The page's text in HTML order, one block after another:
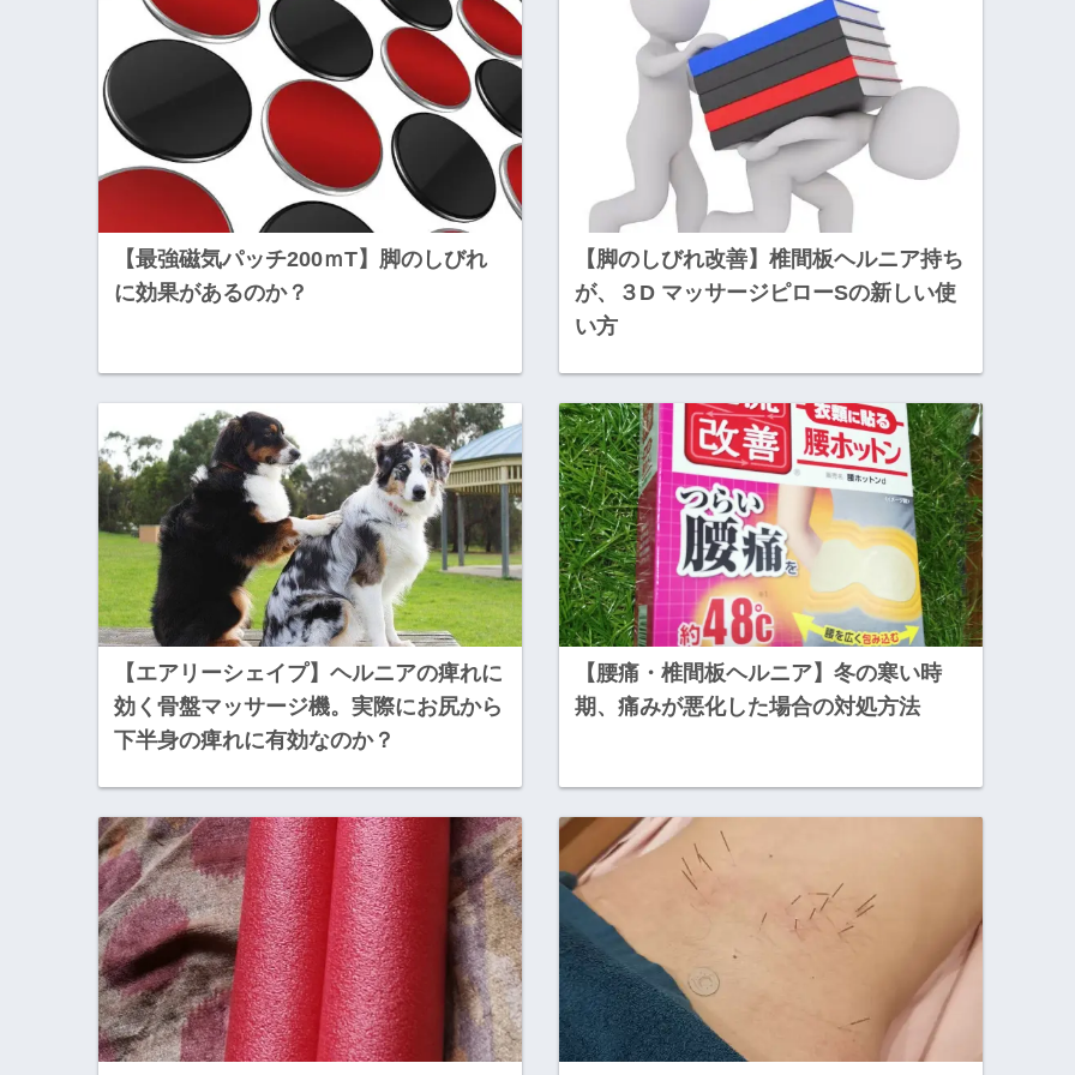
【最強磁気パッチ200ｍT】脚のしびれ
に効果があるのか？
【脚のしびれ改善】椎間板ヘルニア持ち
が、３D マッサージピローSの新しい使
い方
【エアリーシェイプ】ヘルニアの痺れに
効く骨盤マッサージ機。実際にお尻から
下半身の痺れに有効なのか？
【腰痛・椎間板ヘルニア】冬の寒い時
期、痛みが悪化した場合の対処方法